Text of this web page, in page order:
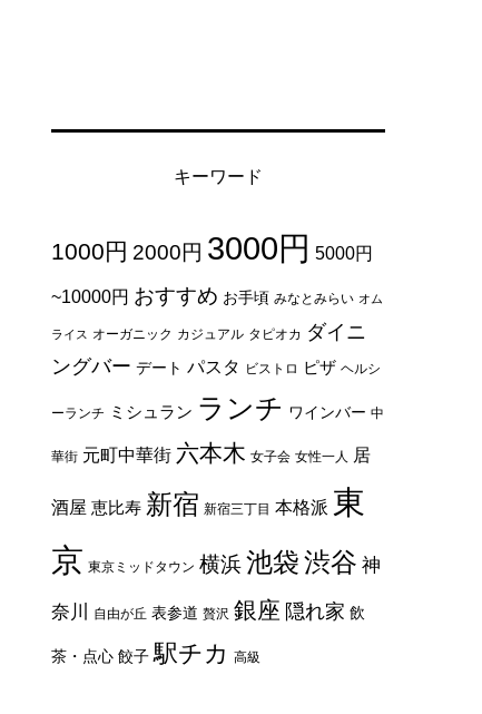
キーワード
1000円 2000円 3000円 5000円
~10000円 おすすめ お手頃 みなとみらい オム
ライス オーガニック カジュアル タピオカ ダイニ
ングバー デート パスタ ビストロ ピザ ヘルシ
ーランチ ミシュラン ランチ ワインバー 中
華街 元町中華街 六本木 女子会 女性一人 居
酒屋 恵比寿 新宿 新宿三丁目 本格派 東
京 東京ミッドタウン 横浜池袋渋谷 神
奈川 自由が丘 表参道 贅沢 銀座 隠れ家 飲
茶・点心 餃子 駅チカ 高級